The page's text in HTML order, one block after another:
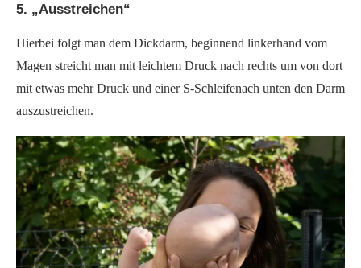
5. „Ausstreichen“
Hierbei folgt man dem Dickdarm, beginnend linkerhand vom
Magen streicht man mit leichtem Druck nach rechts um von dort
mit etwas mehr Druck und einer S-Schleifenach unten den Darm
auszustreichen.